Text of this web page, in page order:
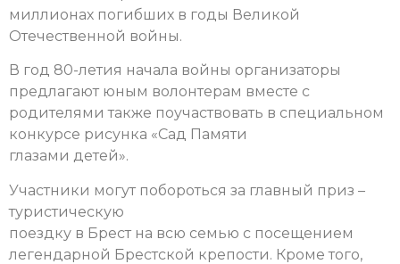
миллионах погибших в годы Великой
Отечественной войны.
В год 80-летия начала войны организаторы
предлагают юным волонтерам вместе с
родителями также поучаствовать в специальном
конкурсе рисунка «Сад Памяти
глазами детей».
Участники могут побороться за главный приз –
туристическую
поездку в Брест на всю семью с посещением
легендарной Брестской крепости. Кроме того,